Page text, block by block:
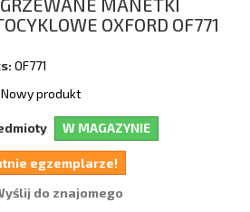
MANETKI
OXFORD OF771
OF771
Nowy produkt
W MAGAZYNIE
egzemplarze!
do znajomego